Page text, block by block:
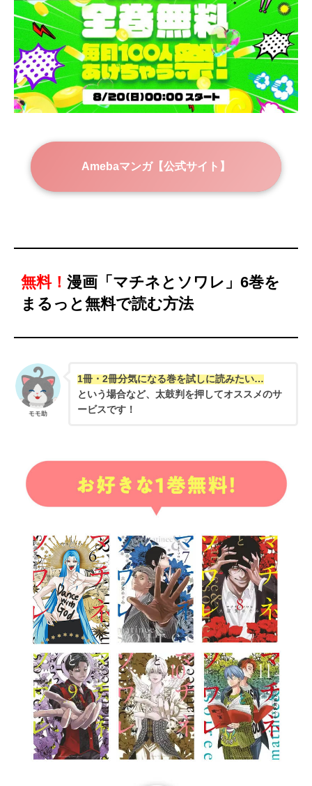
Amebaマンガ【公式サイト】
無料！ 漫画「マチネとソワレ」6巻を
まるっと無料で読む方法
モモ助
1冊・2冊分気になる巻を試しに読みたい…
という場合など、太鼓判を押してオススメのサ
ービスです！